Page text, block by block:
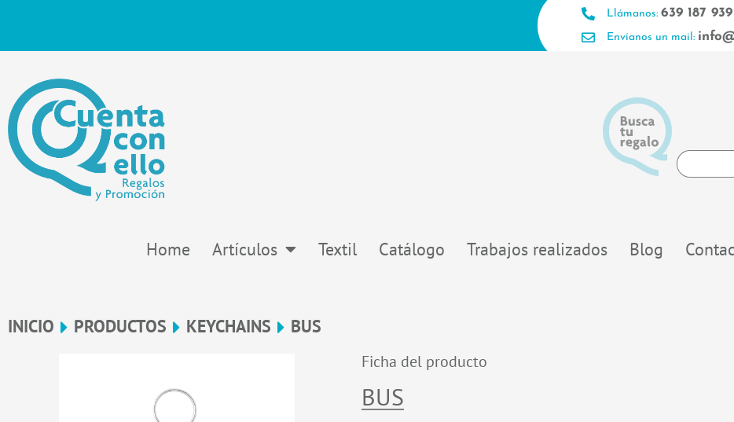
Llámanos: 639 187 939
Envíanos un mail:
Search
...
Home Artículos Textil Catálogo Trabajos realizados Blog
INICIO PRODUCTOS KEYCHAINS BUS
Ficha del producto
BUS